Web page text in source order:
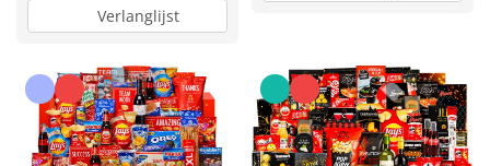
Verlanglijst